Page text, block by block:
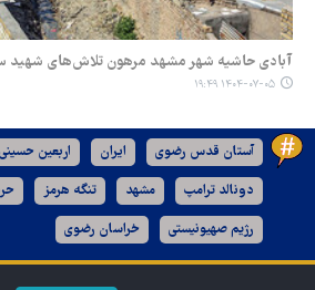
آبادی حاشیه شهر مشهد مرهون تلاش‌های شهید
۱۴۰۴-۰۷-۰۵ ۱۹:۴۹
آستان قدس رضوی ایران اربعین حسینی
دونالد ترامپ مشهد تنگه هرمز
رژیم صهیونیستی خراسان رضوی